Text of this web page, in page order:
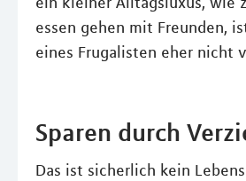
essen gehen mit Freunden,
eines Frugalisten eher nicht
Sparen durch
Das ist sicherlich kein